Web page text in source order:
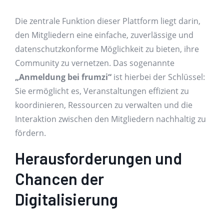
Die zentrale Funktion dieser Plattform liegt darin,
den Mitgliedern eine einfache, zuverlässige und
datenschutzkonforme Möglichkeit zu bieten, ihre
Community zu vernetzen. Das sogenannte
„Anmeldung bei frumzi“ ist hierbei der Schlüssel:
Sie ermöglicht es, Veranstaltungen effizient zu
koordinieren, Ressourcen zu verwalten und die
Interaktion zwischen den Mitgliedern nachhaltig zu
fördern.
Herausforderungen und
Chancen der
Digitalisierung